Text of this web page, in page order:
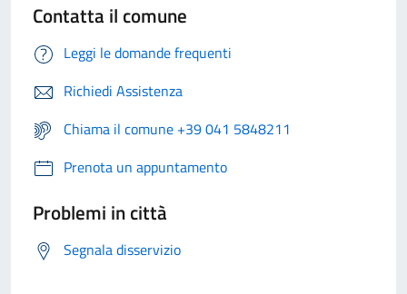
Contatta il comune
Leggi le domande frequenti
Richiedi Assistenza
Chiama il comune +39 041 5848211
Prenota un appuntamento
Problemi in città
Segnala disservizio